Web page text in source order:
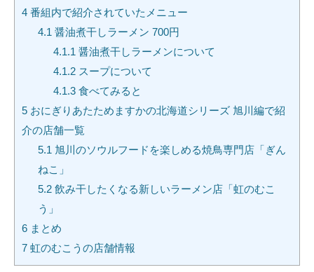
4 番組内で紹介されていたメニュー
4.1 醤油煮干しラーメン 700円
4.1.1 醤油煮干しラーメンについて
4.1.2 スープについて
4.1.3 食べてみると
5 おにぎりあたためますかの北海道シリーズ 旭川編で紹
介の店舗一覧
5.1 旭川のソウルフードを楽しめる焼鳥専門店「ぎん
ねこ」
5.2飲み干したくなる新しいラーメン店「虹のむこ
う」
6 まとめ
7 虹のむこうの店舗情報